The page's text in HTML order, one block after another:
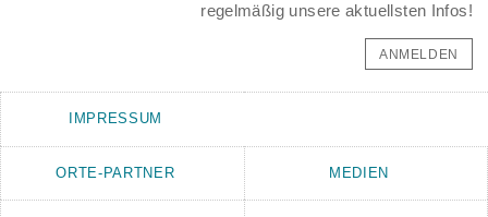
regelmäßig unsere aktuellsten Infos!
ANMELDEN
IMPRESSUM
ORTE-PARTNER MEDIEN